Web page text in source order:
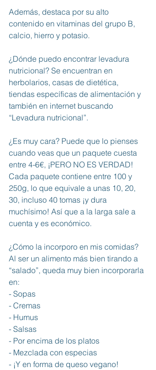
Además, destaca por su alto
contenido en vitaminas del grupo B,
calcio, hierro y potasio.
¿Dónde puedo encontrar levadura
nutricional? Se encuentran en
herbolarios, casas de dietética,
tiendas específicas de alimentación y
también en internet buscando
“Levadura nutricional”.
¿Es muy cara? Puede que lo pienses
cuando veas que un paquete cuesta
entre 4-6€, ¡PERO NO ES VERDAD!
Cada paquete contiene entre 100 y
250g, lo que equivale a unas 10, 20,
30, incluso 40 tomas ¡y dura
muchísimo! Así que a la larga sale a
cuenta y es económico.
¿Cómo la incorporo en mis comidas?
Al ser un alimento más bien tirando a
“salado”, queda muy bien incorporarla
en:
- Sopas
- Cremas
- Humus
- Salsas
- Por encima de los platos
- Mezclada con especias
- ¡Y en forma de queso vegano!